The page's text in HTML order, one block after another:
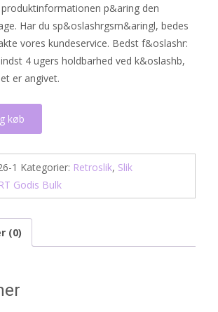
p&aring den
Har du sp&oslashrgsm&aringl, bedes
vores kundeservice. Bedst f&oslashr:
4 ugers holdbarhed ved k&oslashb,
er angivet.
køb
1 Kategorier: Retroslik, Slik
Godis Bulk
(0)